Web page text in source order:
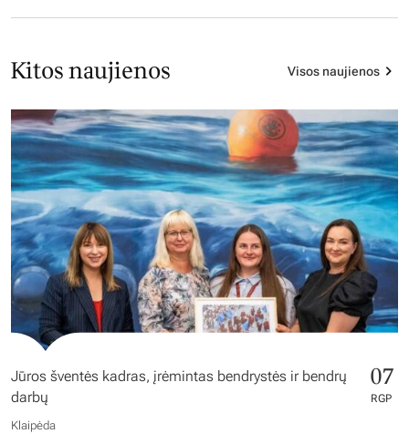
Kitos naujienos Visos naujienos
Jūros šventės kadras, įrėmintas bendrystės ir bendrų
darbų
07
RGP
Klaipėda